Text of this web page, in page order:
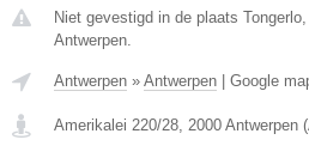
Niet gevestigd in de plaats
Antwerpen.
Antwerpen » Antwerpen Google
Amerikalei 220/28, 2000 Antwerpen (